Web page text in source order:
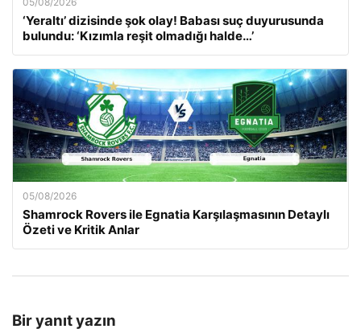
‘Yeraltı’ dizisinde şok olay! Babası suç duyurusunda
bulundu: ‘Kızımla reşit olmadığı halde…’
05/08/2026
Shamrock Rovers ile Egnatia Karşılaşmasının Detaylı
Özeti ve Kritik Anlar
Bir yanıt yazın